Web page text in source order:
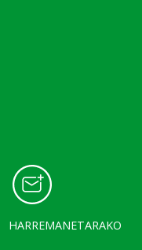
HARREMANETARAKO